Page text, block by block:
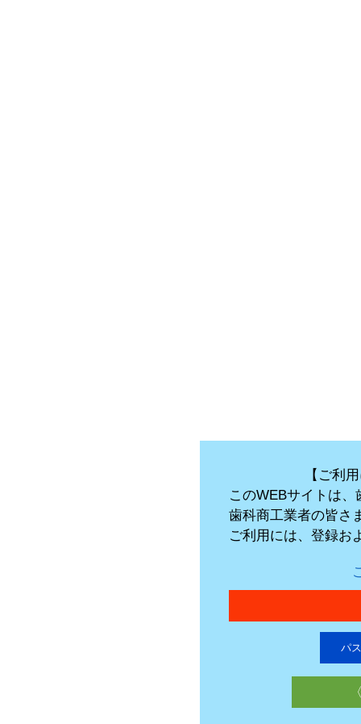
【ご利
このWEBサイトは
歯科商工業者の皆さ
ご利用には、登録お
パ